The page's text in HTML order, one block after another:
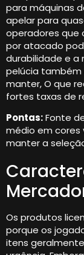
para máquinas
apelar para
operadores que
por atacado
durabilidade e a
pelúcia também
manter, O que
fortes taxas de
Pontas:Fonte
médio em cores
manter a
Os produtos
porque os
itens